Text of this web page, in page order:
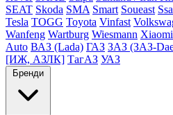
SEAT Skoda SMA Smart Soueast
Tesla TOGG Toyota Vinfast
Wanfeng Wartburg Wiesmann Xiaomi
Auto ВАЗ (Lada) ГАЗ ЗАЗ (ЗАЗ-
[ИЖ, АЗЛК] ТагАЗ УАЗ
Бренди